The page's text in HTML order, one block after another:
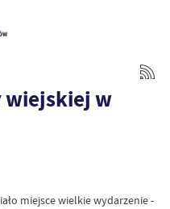
w
miejsce wielkie wydarzenie -